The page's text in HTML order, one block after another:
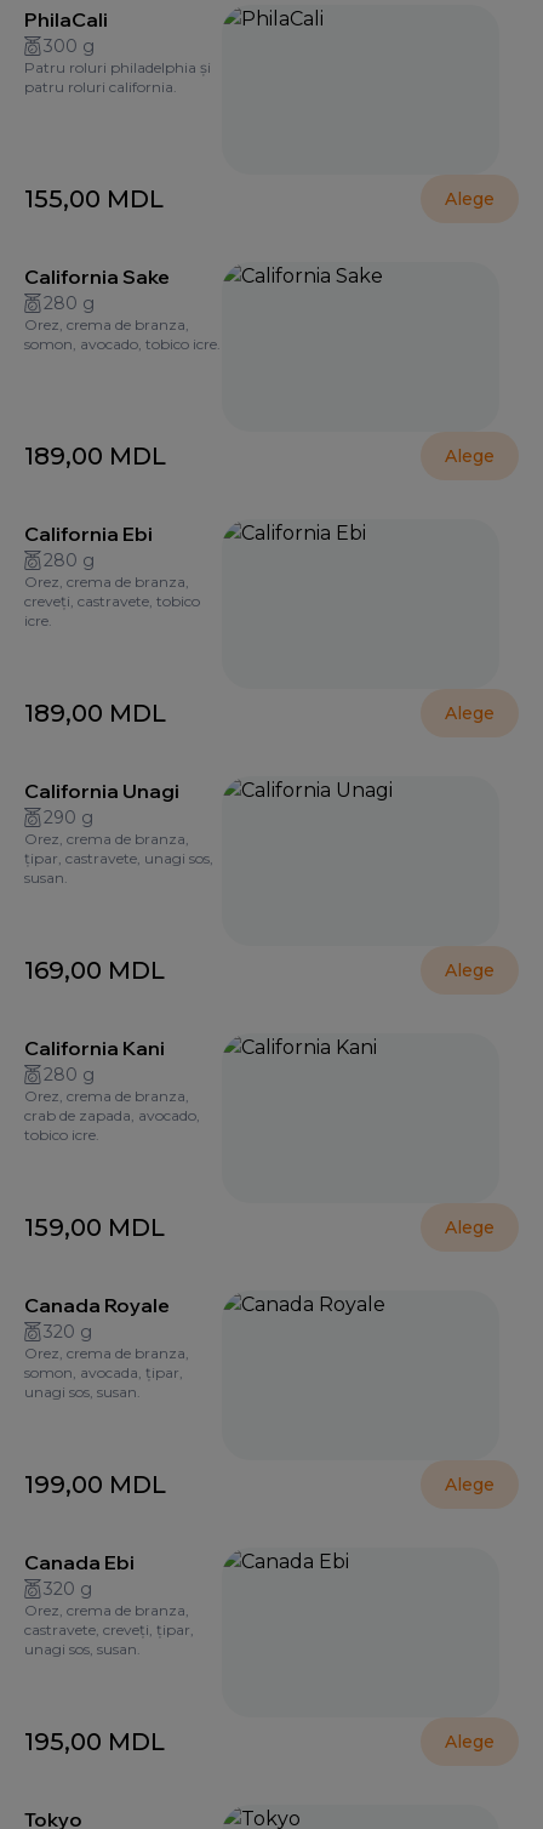
PhilaCali
300 g
Patru roluri philadelphia și
patru roluri california.
155,00 MDL Alege
California Sake
280 g
Orez, crema de branza,
somon, avocado, tobico icre.
189,00 MDL Alege
California Ebi
280 g
Orez, crema de branza,
creveți, castravete, tobico
icre.
189,00 MDL Alege
California Unagi
290 g
Orez, crema de branza,
țipar, castravete, unagi sos,
susan.
169,00 MDL Alege
California Kani
280 g
Orez, crema de branza,
crab de zapada, avocado,
tobico icre.
159,00 MDL Alege
Canada Royale
320 g
Orez, crema de branza,
somon, avocada, țipar,
unagi sos, susan.
199,00 MDL Alege
Canada Ebi
320 g
Orez, crema de branza,
castravete, creveți, țipar,
unagi sos, susan.
195,00 MDL Alege
Tokyo